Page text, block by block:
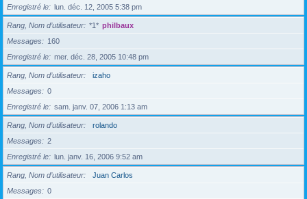
Enregistré le
lun. déc. 12, 2005 5:38 pm
Rang, Nom d’utilisateur *1* philbaux
Messages
160
Enregistré le
mer. déc. 28, 2005 10:48 pm
Rang, Nom d’utilisateur
izaho
Messages
0
Enregistré le
sam. janv. 07, 2006 1:13 am
Rang, Nom d’utilisateur
rolando
Messages
2
Enregistré le
lun. janv. 16, 2006 9:52 am
Rang, Nom d’utilisateur
Juan Carlos
Messages
0